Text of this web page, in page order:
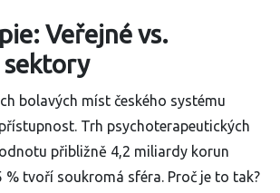
Veřejné vs.
sektory
bolavých míst českého systému
Trh psychoterapeutických
přibližně 4,2 miliardy korun
% tvoří soukromá sféra. Proč je to tak?